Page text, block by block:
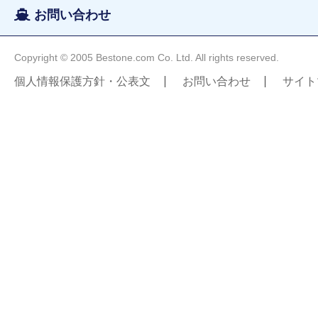
お問い合わせ
Copyright © 2005 Bestone.com Co. Ltd. All rights reserved.
個人情報保護方針・公表文 お問い合わせ サイ